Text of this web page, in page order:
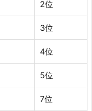
2位
3位
4位
5位
7位